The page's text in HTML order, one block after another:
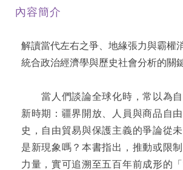
內容簡介
解讀當代左右之爭、地緣張力與霸權
統合政治經濟學與歷史社會分析的關
當人們談論全球化時，常以為自
新時期：疆界開放、人員與商品自
史，自由貿易與保護主義的爭論從
是新現象嗎？本書指出，推動或限
力量，實可追溯至五百年前成形的